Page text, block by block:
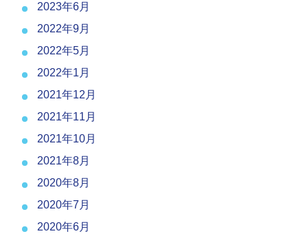
2023年6月
2022年9月
2022年5月
2022年1月
2021年12月
2021年11月
2021年10月
2021年8月
2020年8月
2020年7月
2020年6月